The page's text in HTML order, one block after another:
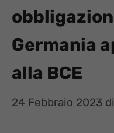
Germania
alla BCE
24 Febbraio 2023 di